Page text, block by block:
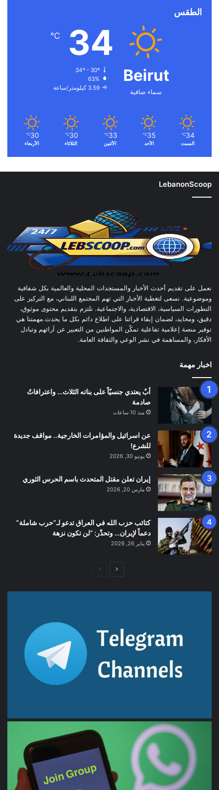
الطقس
Beirut
سماء صافية
34
℃
34º - 30º
63%
3.59 كيلومتر/ساعة
34
℃
السبت
35
℃
الأحد
33
℃
الأثنين
30
℃
الثلاثاء
30
℃
الأربعاء
LebanonScoop
نعمل على تقديم أحدث الأخبار والمستجدات المحلية والعالمية بكل شفافية
وموضوعية. نسعى لتغطية الأخبار التي تهم المجتمع اللبناني، مع التركيز على
التطورات السياسية، الاقتصادية، والاجتماعية. نلتزم بتقديم محتوى موثوق،
دقيق، ومحايد، لضمان إبقاء قرائنا على اطلاع دائم بكل ما يحدث.مهمتنا هي
توفير منصة إعلامية تفاعلية تمكّن المواطنين من التعبير عن آرائهم وتبادل
الأفكار، والمساهمة في نشر الوعي والثقافة العامة.
اخبار مهمة
أبٌ يعتدي جنسيّاً على بناته الثلاث… واعترافاتٌ
صادمة
منذ 10 ساعات
عن اسرائيل والمؤامرات الخارجية.. مواقف جديدة
للشرع!
يونيو 30, 2026
إيران تعلن مقتل المتحدث باسم الحرس الثوري
مارس 20, 2026
كتائب حزب الله في العراق تدعو لـ”حرب شاملة”
دعماً لإيران… وتحذّر: “لن تكون نزهة
يناير 26, 2026
الصفحة